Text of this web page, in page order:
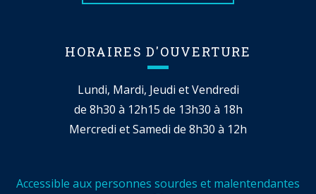
HORAIRES D'OUVERTURE
Lundi, Mardi, Jeudi et Vendredi
de 8h30 à 12h15 de 13h30 à 18h
Mercredi et Samedi de 8h30 à 12h
Accessible aux personnes sourdes et malentendantes